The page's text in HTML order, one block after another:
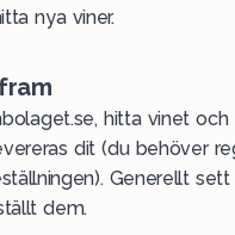
nya viner.
hitta vinet och
dit (du behöver
Generellt
dem.